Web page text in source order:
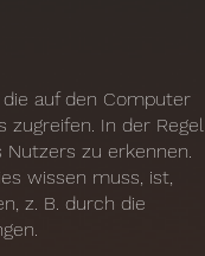
auf den Computer
In der Regel
zu erkennen.
wissen muss, ist,
z. B. durch die